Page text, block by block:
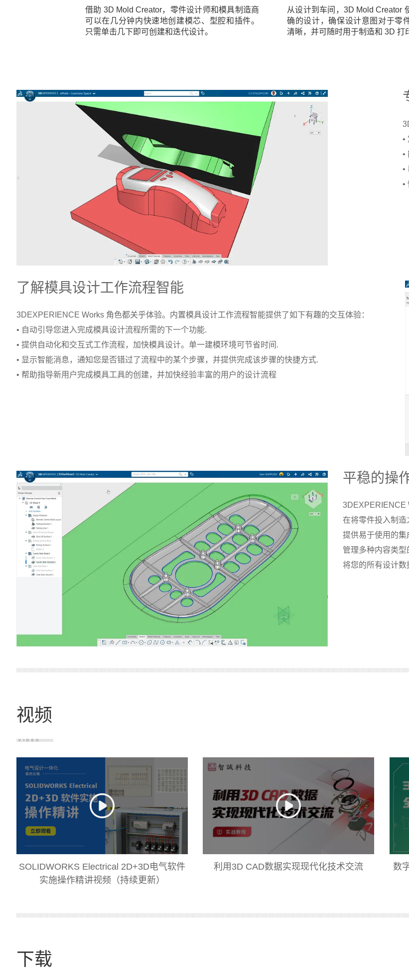
借助 3D Mold Creator，零件设计师和模具制造商
可以在几分钟内快速地创建模芯、型腔和插件。
只需单击几下即可创建和迭代设计。
从设计到车间，3D Mold Creator
确的设计，确保设计意图对于零
清晰，并可随时用于制造和 3D 打
•
•
•
•
了解模具设计工作流程智能
3DEXPERIENCE Works 角色都关乎体验。内置模具设计工作流程智能提供了如下有趣的交互体验：
• 自动引导您进入完成模具设计流程所需的下一个功能.
• 提供自动化和交互式工作流程，加快模具设计。单一建模环境可节省时间.
• 显示智能消息，通知您是否错过了流程中的某个步骤，并提供完成该步骤的快捷方式.
• 帮助指导新用户完成模具工具的创建，并加快经验丰富的用户的设计流程
平稳的操
3DEXPERIENCE
在将零件投入制
提供易于使用的
管理多种内容类
将您的所有设计
视频
VIDEO
SOLIDWORKS Electrical 2D+3D电气软件
实施操作精讲视频（持续更新）
利用3D CAD数据实现现代化技术交流
数
下载